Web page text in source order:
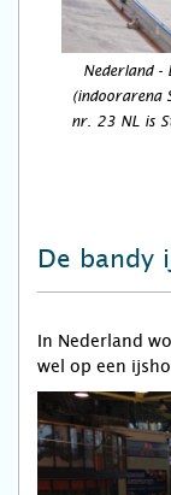
Nederland -
(indoorarena
nr. 23 NL is
De bandy
In Nederland
wel op een